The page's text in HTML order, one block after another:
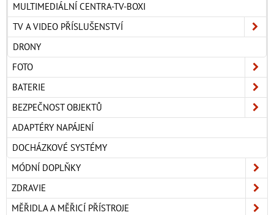
MULTIMEDIÁLNÍ CENTRA-TV-BOXI
TV A VIDEO PŘÍSLUŠENSTVÍ
DRONY
FOTO
BATERIE
BEZPEČNOST OBJEKTŮ
ADAPTÉRY NAPÁJENÍ
DOCHÁZKOVÉ SYSTÉMY
MÓDNÍ DOPLŇKY
ZDRAVIE
MĚŘIDLA A MĚŘICÍ PŘÍSTROJE